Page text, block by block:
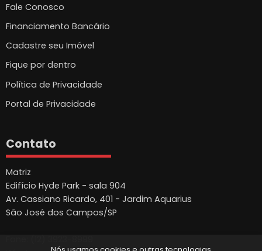
Fale Conosco
Financiamento Bancário
Cadastre seu Imóvel
Fique por dentro
Política de Privacidade
Portal de Privacidade
Contato
Matriz
Edifício Hyde Park - sala 904
Av. Cassiano Ricardo, 401 - Jardim Aquarius
São José dos Campos/SP